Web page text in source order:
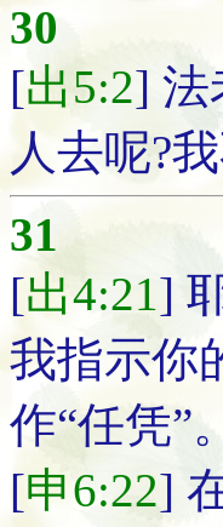
30
[出5:2] 法
人去呢?
31
[出4:21]
我指示你
作“任凭”
[申6:22]